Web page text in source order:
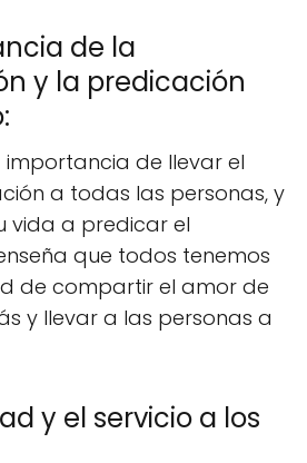
de la
y la predicación
importancia de llevar el
a todas las personas, y
vida a predicar el
que todos tenemos
de compartir el amor de
y llevar a las personas a
y el servicio a los